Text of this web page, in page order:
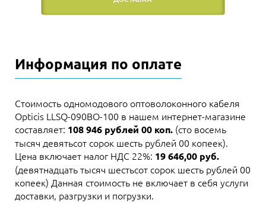
Информация по оплате
Стоимость одномодового оптоволоконного кабеля
Opticis LLSQ-090BO-100 в нашем интернет-магазине
составляет: 108 946 рублей 00 коп. (сто восемь
тысяч девятьсот сорок шесть рублей 00 копеек).
Цена включает налог НДС 22%: 19 646,00 руб.
(девятнадцать тысяч шестьсот сорок шесть рублей 00
копеек) Данная стоимость не включает в себя услуги
доставки, разгрузки и погрузки.